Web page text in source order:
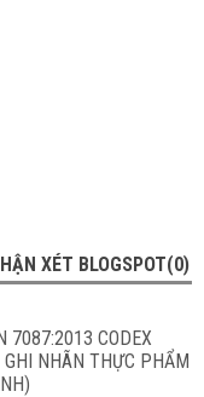
XÉT BLOGSPOT(0)
7087:2013 CODEX
NHÃN THỰC PHẨM